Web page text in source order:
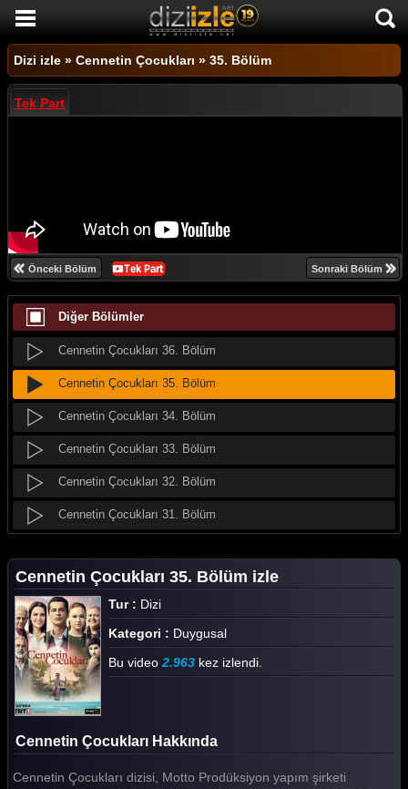
DİZİ İZLE
AKTİF DİZİLER
SON EKLENEN DİZİLER
KOMEDİ
DUYGUSAL
TARİHİ
TV SHOW
GENÇLİK
DİZİ HABERLERİ
Dizi izle » Cennetin Çocukları » 35. Bölüm
Tek Part
Önceki Bölüm Sonraki Bölüm
Diğer Bölümler
Cennetin Çocukları 36. Bölüm
Cennetin Çocukları 35. Bölüm
Cennetin Çocukları 34. Bölüm
Cennetin Çocukları 33. Bölüm
Cennetin Çocukları 32. Bölüm
Cennetin Çocukları 31. Bölüm
Cennetin Çocukları 29. Bölüm
Cennetin Çocukları 28. Bölüm
Cennetin Çocukları 27. Bölüm
Cennetin Çocukları 26. Bölüm
Cennetin Çocukları 25. Bölüm
Cennetin Çocukları 24. Bölüm
Cennetin Çocukları 23. Bölüm
Cennetin Çocukları 35. Bölüm izle
Tur : Dizi
Kategori : Duygusal
Bu video 2.963 kez izlendi.
Cennetin Çocukları Hakkında
Cennetin Çocukları dizisi, Motto Prodüksiyon yapım şirketi